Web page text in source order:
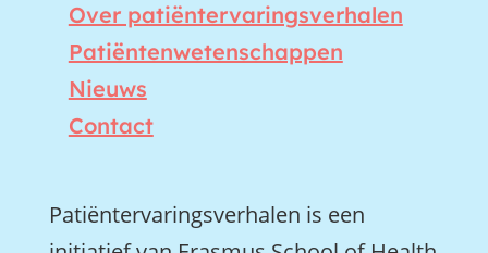
Over patiëntervaringsverhalen
Patiëntenwetenschappen
Nieuws
Contact
Patiëntervaringsverhalen is een